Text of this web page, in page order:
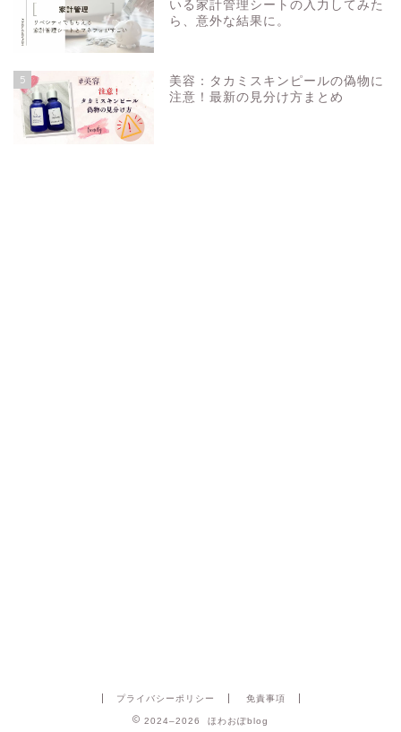
いる家計管理シートの入力してみた
ら、意外な結果に。
5
美容：タカミスキンピールの偽物に
注意！最新の見分け方まとめ
プライバシーポリシー 免責事項
2024–2026 ほわおぽblog